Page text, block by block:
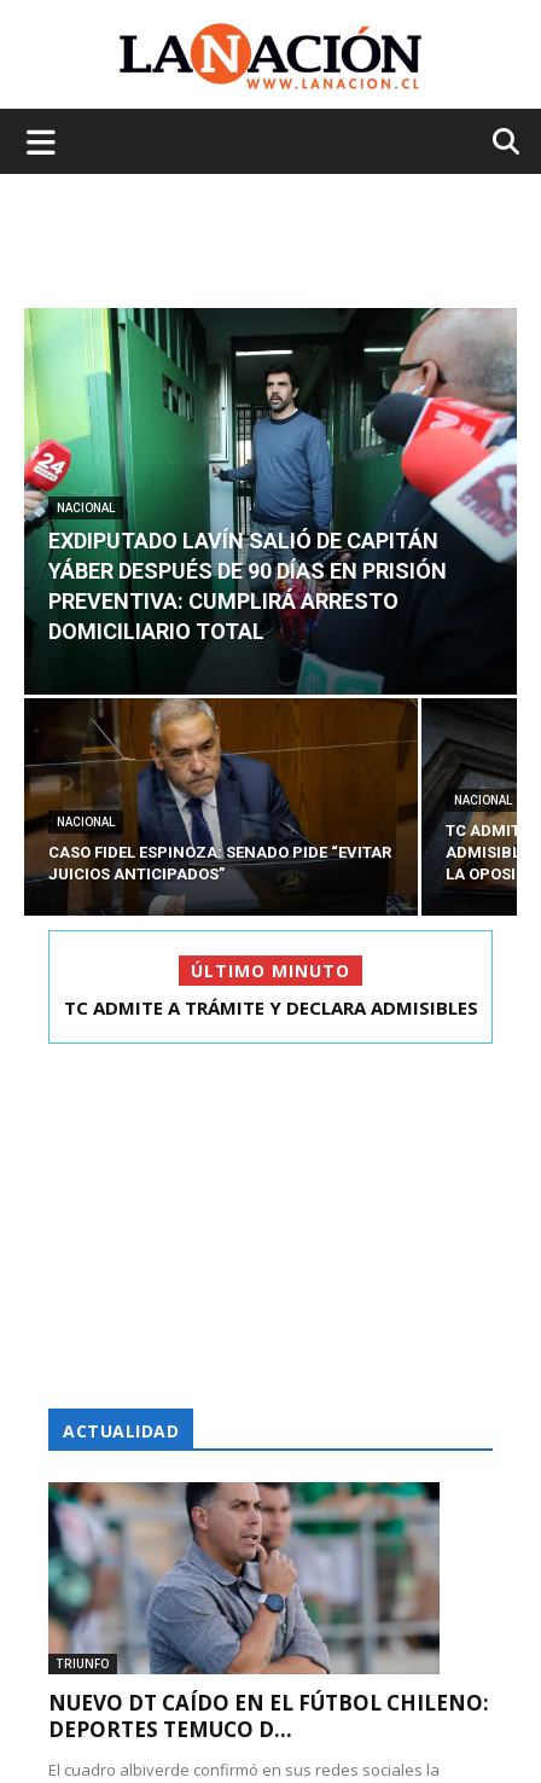
NACIONAL
EXDIPUTADO LAVÍN SALIÓ DE CAPITÁN
YÁBER DESPUÉS DE 90 DÍAS EN PRISIÓN
PREVENTIVA: CUMPLIRÁ ARRESTO
DOMICILIARIO TOTAL
NACIONAL
CASO FIDEL ESPINOZA: SENADO PIDE “EVITAR
JUICIOS ANTICIPADOS”
NACIONAL
TC ADMITE
ADMISIBLES
LA
ÚLTIMO MINUTO
EXDIPUTADO LAVÍN SALIÓ DE CAPITÁN YÁBER
TC ADMITE A TRÁMITE Y DECLARA ADMISIBLES
ACTUALIDAD
TRIUNFO
NUEVO DT CAÍDO EN EL FÚTBOL CHILENO:
DEPORTES TEMUCO D...
El cuadro albiverde confirmó en sus redes sociales la